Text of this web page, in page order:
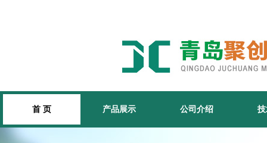
首 页 产品展示 公司介绍